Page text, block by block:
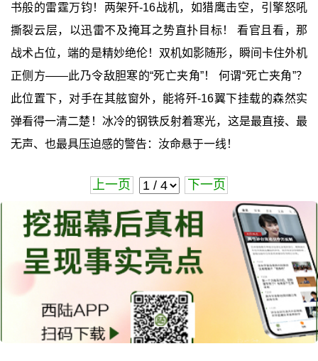
书般的雷霆万钧！两架歼-16战机，如猎鹰击空，引擎怒吼
撕裂云层，以迅雷不及掩耳之势直扑目标！ 看官且看，那
战术占位，端的是精妙绝伦！双机如影随形，瞬间卡住外机
正侧方——此乃令敌胆寒的“死亡夹角”！ 何谓“死亡夹角”？
此位置下，对手在其舷窗外，能将歼-16翼下挂载的森然实
弹看得一清二楚！冰冷的钢铁反射着寒光，这是最直接、最
无声、也最具压迫感的警告：汝命悬于一线！
上一页 下一页